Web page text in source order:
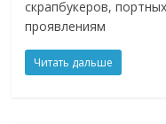
скрапбукеров,
проявлениям
Читать дальше